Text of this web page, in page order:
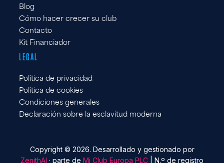
Blog
Cómo hacer crecer su club
Contacto
Kit Financiador
LEGAL
Política de privacidad
Política de cookies
Condiciones generales
Declaración sobre la esclavitud moderna
Copyright © 2026. Desarrollado y gestionado por
ZenithAI · parte de Mi Club Europa PLC | N.º de registro